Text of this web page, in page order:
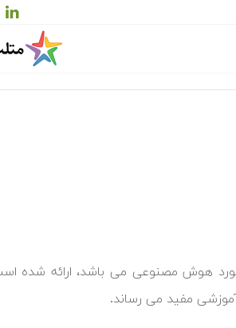
هوش مصنوعی می باشد، ارائه شده
مفید می رساند.